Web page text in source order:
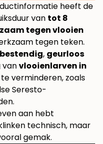
heeft de
van tot 8
tegen vlooien
tegen teken.
, geurloos
vanvlooienlarven in
te verminderen, zoals
Seresto-
.
aan hebt
technisch, maar
gemak.